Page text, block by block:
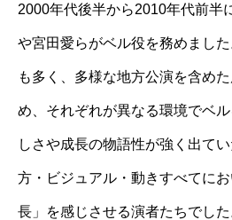
2000年代後半から2010年代前半
や宮田愛らがベル役を務めまし
も多く、多様な地方公演を含め
め、それぞれが異なる環境でベ
しさや成長の物語性が強く出て
方・ビジュアル・動きすべてに
長」を感じさせる演者たちでした